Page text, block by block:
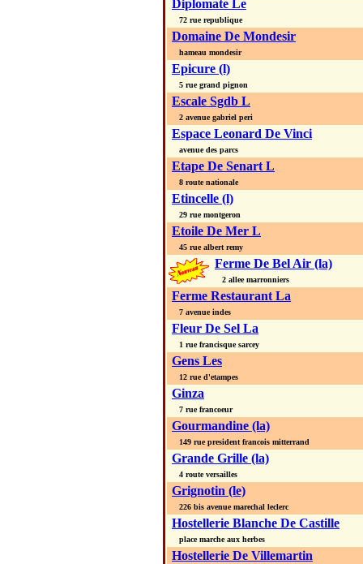
Diplomate Le
72 rue republique
Domaine De Mondesir
hameau mondesir
Epicure (l)
5 rue grand pignon
Escale Sgdb L
2 avenue gabriel peri
Espace Leonard De Vinci
avenue des parcs
Etape De Senart L
8 route nationale
Etincelle (l)
29 rue montgeron
Etoile De Mer L
45 rue albert remy
Ferme De Bel Air (la)
2 allee marronniers
Ferme Restaurant La
7 avenue indes
Fleur De Sel La
1 rue francisque sarcey
Gens Les
12 rue d'etampes
Ginza
7 rue francoeur
Gourmandine (la)
149 rue president francois mitterrand
Grande Grille (la)
4 route versailles
Grignotin (le)
226 bis avenue marechal leclerc
Hostellerie Blanche De Castille
place marche aux herbes
Hostellerie De Villemartin